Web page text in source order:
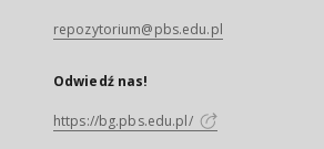
repozytorium@pbs.edu.pl
Odwiedź nas!
https://bg.pbs.edu.pl/